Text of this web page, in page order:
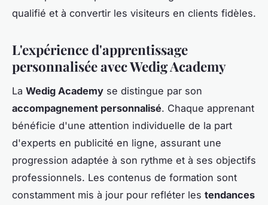
qualifié et à convertir les visiteurs en clients fidèles.
L'expérience d'apprentissage
personnalisée avec Wedig Academy
La Wedig Academy se distingue par son
accompagnement personnalisé. Chaque apprenant
bénéficie d'une attention individuelle de la part
d'experts en publicité en ligne, assurant une
progression adaptée à son rythme et à ses objectifs
professionnels. Les contenus de formation sont
constamment mis à jour pour refléter les tendances